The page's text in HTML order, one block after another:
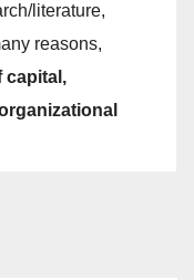
literature,
reasons,
capital,